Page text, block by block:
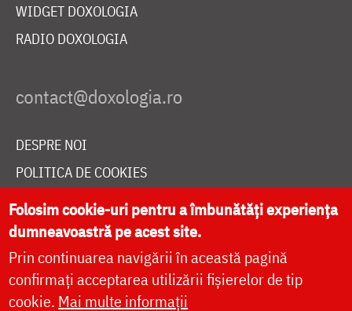
WIDGET DOXOLOGIA
RADIO DOXOLOGIA
DESPRE NOI
POLITICA DE COOKIES
DONEAZĂ ONLINE PENTRU CATEDRALA NAȚIONALĂ
LIVE
Folosim cookie-uri pentru a îmbunătăți experiența
dumneavoastră pe acest site.
Prin continuarea navigării în această pagină
confirmați acceptarea utilizării fișierelor de tip
cookie. Mai multe informații